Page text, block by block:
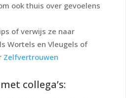
ook thuis over gevoelens
of verwijs ze naar
Wortels en Vleugels of
Zelfvertrouwen
collega’s: